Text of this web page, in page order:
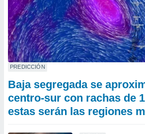
PREDICCIÓN
Baja segregada se
centro-sur con rachas de
estas serán las regiones